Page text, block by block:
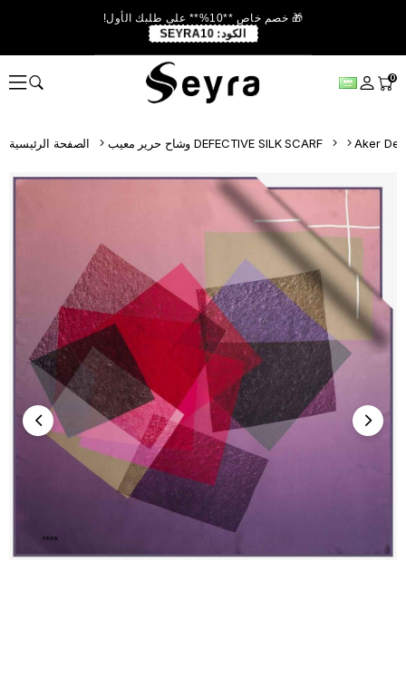
🎁 خصم خاص **10%** على طلبك الأول!
الكود: SEYRA10
0
وشاح حرير معيب DEFECTIVE SILK SCARF Aker